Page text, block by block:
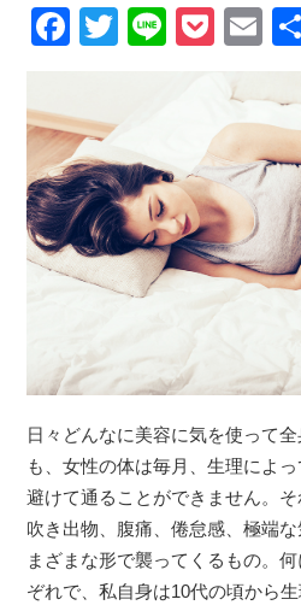
Facebook
Twitter
Line
日々どんなに美容に気を使って
も、女性の体は毎月、生理によ
避けて通ることができません。そ
吹き出物、腹痛、倦怠感、極端
まざまな形で襲ってくるもの。
ぞれで、私自身は10代の頃から